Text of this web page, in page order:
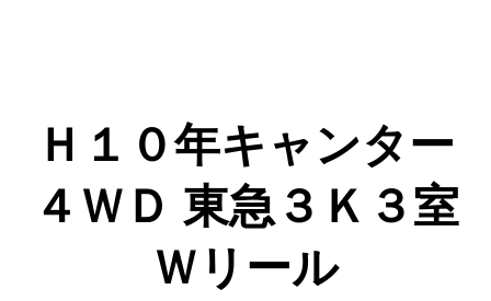
Ｈ１０年キャンター
４ＷＤ 東急３Ｋ３室
Ｗリール